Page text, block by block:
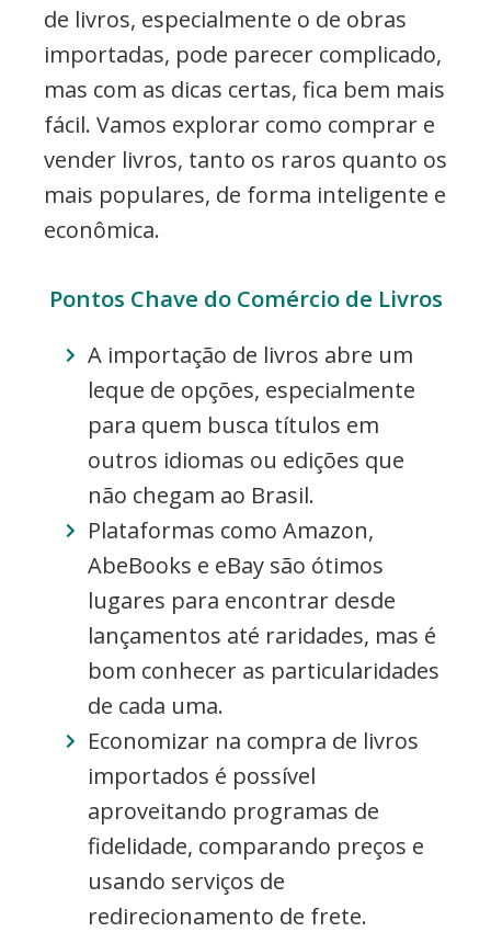
de livros, especialmente o de obras
importadas, pode parecer complicado,
mas com as dicas certas, fica bem mais
fácil. Vamos explorar como comprar e
vender livros, tanto os raros quanto os
mais populares, de forma inteligente e
econômica.
Pontos Chave do Comércio de Livros
A importação de livros abre um
leque de opções, especialmente
para quem busca títulos em
outros idiomas ou edições que
não chegam ao Brasil.
Plataformas como Amazon,
AbeBooks e eBay são ótimos
lugares para encontrar desde
lançamentos até raridades, mas é
bom conhecer as particularidades
de cada uma.
Economizar na compra de livros
importados é possível
aproveitando programas de
fidelidade, comparando preços e
usando serviços de
redirecionamento de frete.